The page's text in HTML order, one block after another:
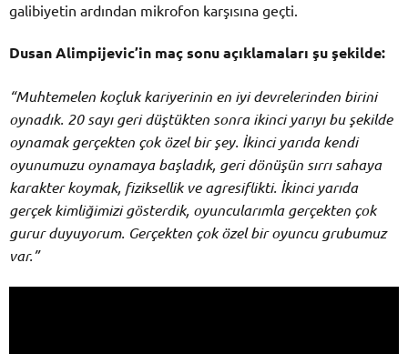
galibiyetin ardından mikrofon karşısına geçti.
Dusan Alimpijevic’in maç sonu açıklamaları şu şekilde:
“Muhtemelen koçluk kariyerinin en iyi devrelerinden birini
oynadık. 20 sayı geri düştükten sonra ikinci yarıyı bu şekilde
oynamak gerçekten çok özel bir şey. İkinci yarıda kendi
oyunumuzu oynamaya başladık, geri dönüşün sırrı sahaya
karakter koymak, fiziksellik ve agresiflikti. İkinci yarıda
gerçek kimliğimizi gösterdik, oyuncularımla gerçekten çok
gurur duyuyorum. Gerçekten çok özel bir oyuncu grubumuz
var.”